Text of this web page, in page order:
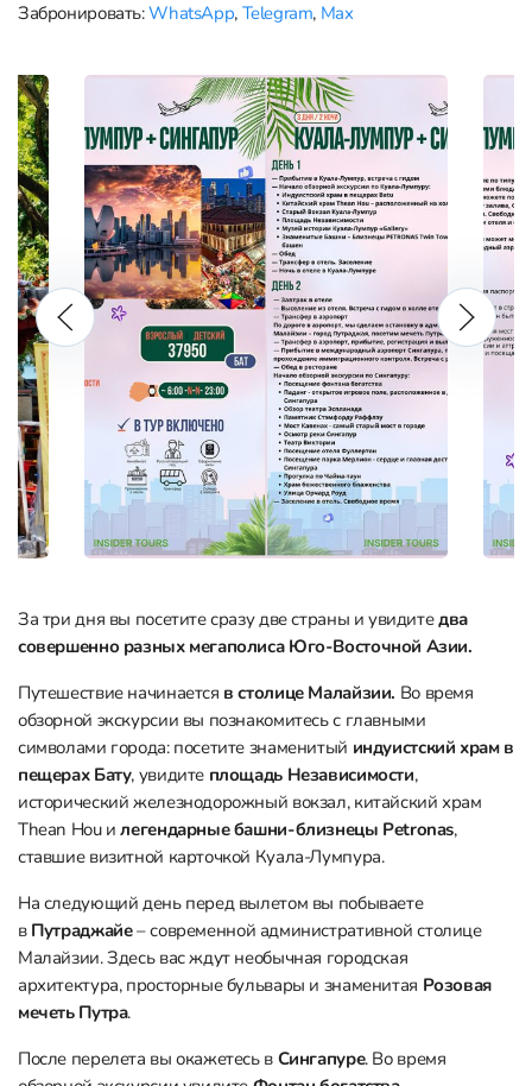
Забронировать:WhatsApp, Telegram, Max
За три дня вы посетите сразу две страны и увидитедва
совершенно разных мегаполиса Юго-Восточной Азии.
Путешествие начинается в столице Малайзии. Во время
обзорной экскурсии вы познакомитесь с главными
символами города: посетите знаменитый индуистский храм в
пещерах Бату, увидите площадь Независимости,
исторический железнодорожный вокзал, китайский храм
Thean Hou илегендарные башни-близнецы Petronas,
ставшие визитной карточкой Куала-Лумпура.
На следующий день перед вылетом вы побываете
в Путраджайе– современной административной столице
Малайзии. Здесь вас ждут необычная городская
архитектура, просторные бульвары и знаменитая Розовая
мечеть Путра.
После перелета вы окажетесь в Сингапуре. Во время